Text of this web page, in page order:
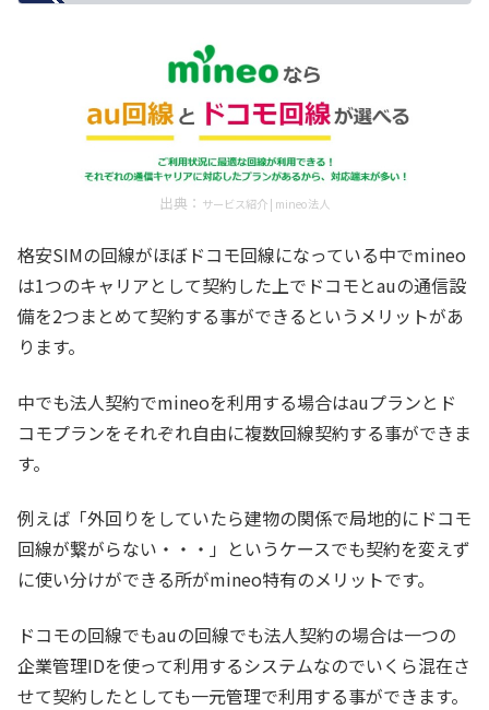
出典： サービス紹介 | mineo法人
格安SIMの回線がほぼドコモ回線になっている中でmineo
は1つのキャリアとして契約した上でドコモとauの通信設
備を2つまとめて契約する事ができるというメリットがあ
ります。
中でも法人契約でmineoを利用する場合はauプランとド
コモプランをそれぞれ自由に複数回線契約する事ができま
す。
例えば「外回りをしていたら建物の関係で局地的にドコモ
回線が繋がらない・・・」というケースでも契約を変えず
に使い分けができる所がmineo特有のメリットです。
ドコモの回線でもauの回線でも法人契約の場合は一つの
企業管理IDを使って利用するシステムなのでいくら混在さ
せて契約したとしても一元管理で利用する事ができます。